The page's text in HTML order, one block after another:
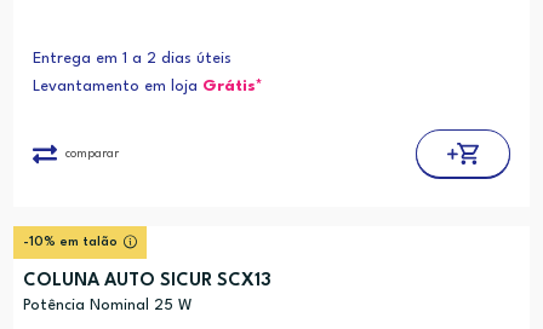
Entrega em 1 a 2 dias úteis
Levantamento em loja Grátis*
comparar
-10% em talão
COLUNA AUTO SICUR SCX13
Potência Nominal 25 W